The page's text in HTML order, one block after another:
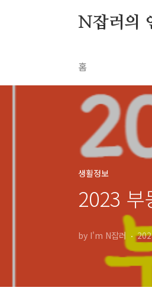
N잡러의
홈
생활정보
2023 부
by I'm N잡러